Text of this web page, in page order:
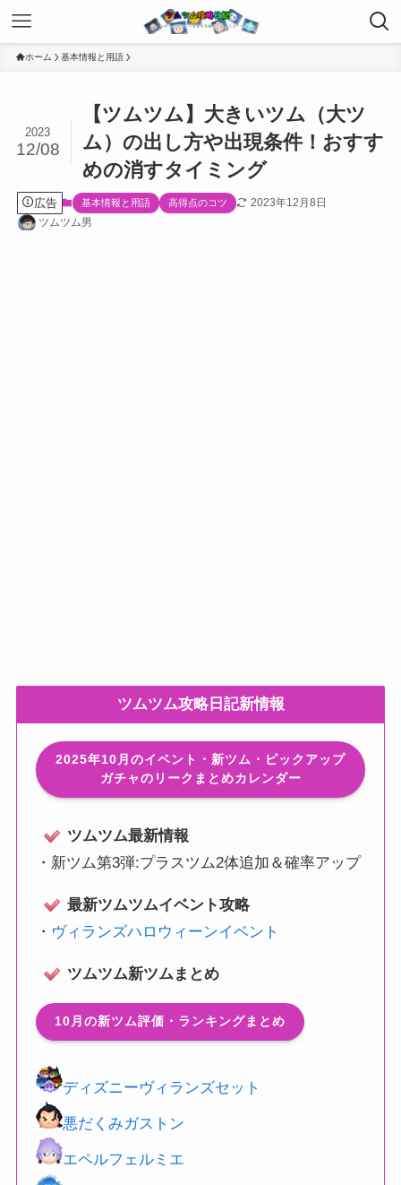
ホーム 基本情報と用語
【ツムツム】大きいツム（大ツ
ム）の出し方や出現条件！おすす
めの消すタイミング
2023
12/08
広告 基本情報と用語 高得点のコツ
2023年12月8日
ツムツム男
ツムツム攻略日記新情報
2025年10月のイベント・新ツム・ピックアップ
ガチャのリークまとめカレンダー
ツムツム最新情報
・ 新ツム第3弾:プラスツム2体追加＆確率アップ
最新ツムツムイベント攻略
・ ヴィランズハロウィーンイベント
ツムツム新ツムまとめ
10月の新ツム評価・ランキングまとめ
ディズニーヴィランズセット
悪だくみガストン
エペルフェルミエ